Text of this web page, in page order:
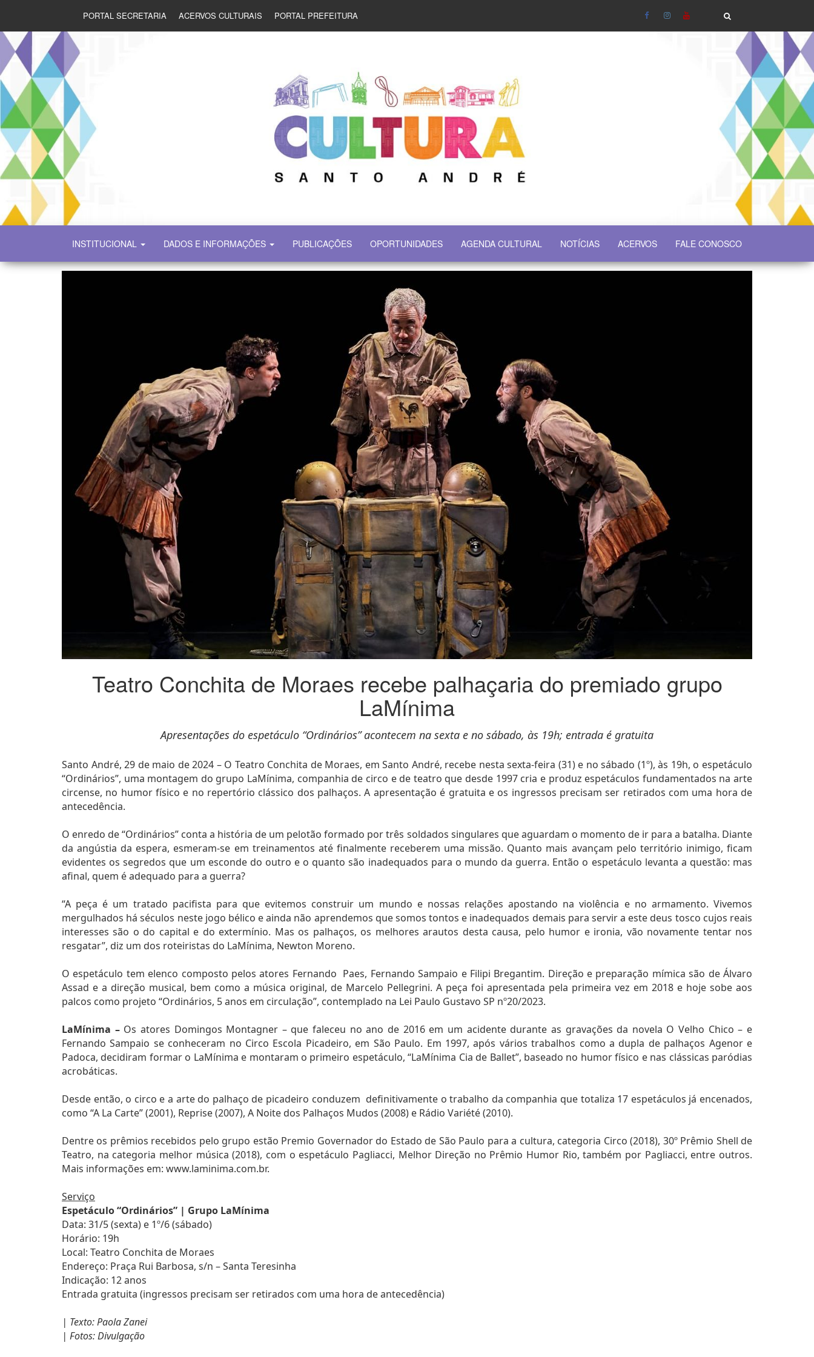
PORTAL SECRETARIA ACERVOS CULTURAIS PORTAL PREFEITURA
SECULT
INSTITUCIONAL DADOS E INFORMAÇÕES PUBLICAÇÕES OPORTUNIDADES AGENDA CULTURAL NOTÍCIAS ACERVOS FALE CONOSCO
Teatro Conchita de Moraes recebe palhaçaria do premiado grupo
LaMínima
Apresentações do espetáculo “Ordinários” acontecem na sexta e no sábado, às 19h; entrada é gratuita
Santo André, 29 de maio de 2024 – O Teatro Conchita de Moraes, em Santo André, recebe nesta sexta-feira (31) e no sábado (1º), às 19h, o espetáculo
“Ordinários”, uma montagem do grupo LaMínima, companhia de circo e de teatro que desde 1997 cria e produz espetáculos fundamentados na arte
circense, no humor físico e no repertório clássico dos palhaços. A apresentação é gratuita e os ingressos precisam ser retirados com uma hora de
antecedência.
O enredo de “Ordinários” conta a história de um pelotão formado por três soldados singulares que aguardam o momento de ir para a batalha. Diante
da angústia da espera, esmeram-se em treinamentos até finalmente receberem uma missão. Quanto mais avançam pelo território inimigo, ficam
evidentes os segredos que um esconde do outro e o quanto são inadequados para o mundo da guerra. Então o espetáculo levanta a questão: mas
afinal, quem é adequado para a guerra?
“A peça é um tratado pacifista para que evitemos construir um mundo e nossas relações apostando na violência e no armamento. Vivemos
mergulhados há séculos neste jogo bélico e ainda não aprendemos que somos tontos e inadequados demais para servir a este deus tosco cujos reais
interesses são o do capital e do extermínio. Mas os palhaços, os melhores arautos desta causa, pelo humor e ironia, vão novamente tentar nos
resgatar”, diz um dos roteiristas do LaMínima, Newton Moreno.
O espetáculo tem elenco composto pelos atores Fernando Paes, Fernando Sampaio e Filipi Bregantim. Direção e preparação mímica são de Álvaro
Assad e a direção musical, bem como a música original, de Marcelo Pellegrini. A peça foi apresentada pela primeira vez em 2018 e hoje sobe aos
palcos como projeto “Ordinários, 5 anos em circulação”, contemplado na Lei Paulo Gustavo SP nº20/2023.
LaMínima –Os atores Domingos Montagner – que faleceu no ano de 2016 em um acidente durante as gravações da novela O Velho Chico – e
Fernando Sampaio se conheceram no Circo Escola Picadeiro, em São Paulo. Em 1997, após vários trabalhos como a dupla de palhaços Agenor e
Padoca, decidiram formar o LaMínima e montaram o primeiro espetáculo, “LaMínima Cia de Ballet”, baseado no humor físico e nas clássicas paródias
acrobáticas.
Desde então, o circo e a arte do palhaço de picadeiro conduzem definitivamente o trabalho da companhia que totaliza 17 espetáculos já encenados,
como “A La Carte” (2001), Reprise (2007), A Noite dos Palhaços Mudos (2008) e Rádio Variété (2010).
Dentre os prêmios recebidos pelo grupo estão Premio Governador do Estado de São Paulo para a cultura, categoria Circo (2018), 30º Prêmio Shell de
Teatro, na categoria melhor música (2018), com o espetáculo Pagliacci, Melhor Direção no Prêmio Humor Rio, também por Pagliacci, entre outros.
Mais informações em: www.laminima.com.br.
Serviço
Espetáculo “Ordinários” | Grupo LaMínima
Data: 31/5 (sexta) e 1º/6 (sábado)
Horário: 19h
Local: Teatro Conchita de Moraes
Endereço: Praça Rui Barbosa, s/n – Santa Teresinha
Indicação: 12 anos
Entrada gratuita (ingressos precisam ser retirados com uma hora de antecedência)
| Texto: Paola Zanei
| Fotos: Divulgação